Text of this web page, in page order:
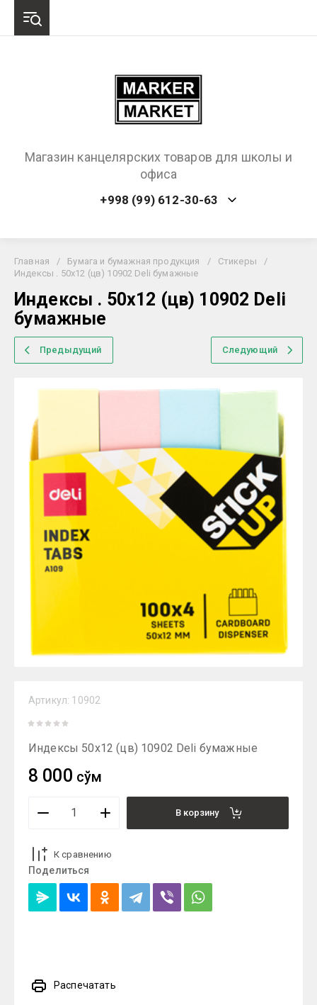
Магазин канцелярских товаров для школы и
офиса
+998 (99) 612-30-63
Главная / Бумага и бумажная продукция / Стикеры
/
Индексы . 50х12 (цв) 10902 Deli бумажные
Индексы . 50х12 (цв) 10902 Deli
бумажные
Предыдущий Следующий
Артикул: 10902
Индексы 50х12 (цв) 10902 Deli бумажные
8 000 сўм
В корзину
К сравнению
Поделиться
Распечатать